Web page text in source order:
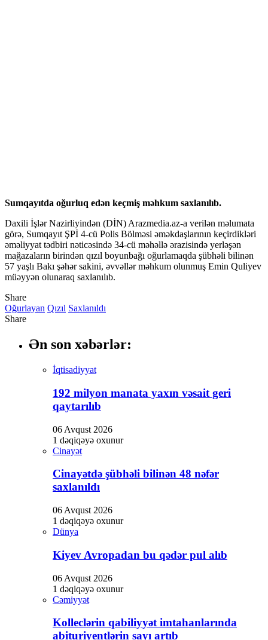
Sumqayıtda oğurluq edən keçmiş məhkum saxlanılıb.
Daxili İşlər Nazirliyindən (DİN) Arazmedia.az-a verilən məlumata
görə, Sumqayıt ŞPİ 4-cü Polis Bölməsi əməkdaşlarının keçirdikləri
əməliyyat tədbiri nəticəsində 34-cü məhəllə ərazisində yerləşən
mağazaların birindən qızıl boyunbağı oğurlamaqda şübhəli bilinən
57 yaşlı Bakı şəhər sakini, əvvəllər məhkum olunmuş Emin Quliyev
müəyyən olunaraq saxlanılıb.
Share
Oğurlayan Qızıl Saxlanıldı
Share
Ən son xəbərlər:
İqtisadiyyat
192 milyon manata yaxın vəsait geri
qaytarılıb
06 Avqust 2026
1 dəqiqəyə oxunur
Cinayət
Cinayətdə şübhəli bilinən 48 nəfər
saxlanıldı
06 Avqust 2026
1 dəqiqəyə oxunur
Dünya
Kiyev Avropadan bu qədər pul alıb
06 Avqust 2026
1 dəqiqəyə oxunur
Cəmiyyət
Kolleclərin qabiliyyət imtahanlarında
abituriyentlərin sayı artıb